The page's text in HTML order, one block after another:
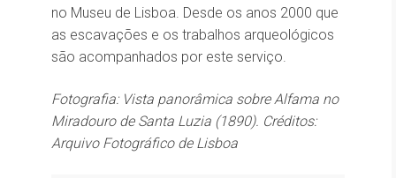
no Museu de Lisboa. Desde os anos 2000 que
as escavações e os trabalhos arqueológicos
são acompanhados por este serviço.
Fotografia: Vista panorâmica sobre Alfama no
Miradouro de Santa Luzia (1890). Créditos:
Arquivo Fotográfico de Lisboa